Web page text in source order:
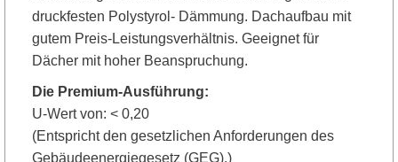
druckfesten Polystyrol- Dämmung. Dachaufbau mit
gutem Preis-Leistungsverhältnis. Geeignet für
Dächer mit hoher Beanspruchung.
Die Premium-Ausführung:
U-Wert von: < 0,20
(Entspricht den gesetzlichen Anforderungen des
Gebäudeenergiegesetz (GEG).)